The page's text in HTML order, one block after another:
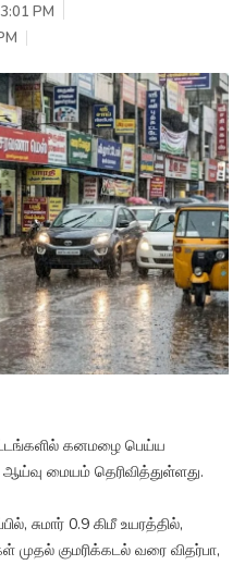
PM
கனமழை பெய்ய
மையம் தெரிவித்துள்ளது.
சுமார் 0.9 கிமீ உயரத்தில்,
முதல் குமரிக்கடல் வரை விதர்பா,